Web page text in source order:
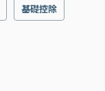
基礎控除